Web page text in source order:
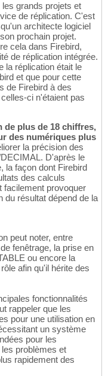
les grands projets et
de réplication. C'est
architecte logiciel
prochain projet.
cela dans Firebird,
de réplication intégrée.
la réplication était le
et que pour cette
de Firebird à des
ci n'étaient pas
de plus de 18 chiffres,
des numériques plus
la précision des
D'après le
la façon dont Firebird
des calculs
facilement provoquer
du résultat dépend de la
peut noter, entre
fenêtrage, la prise en
ou encore la
afin qu'il hérite des
fonctionnalités
rappeler que les
pour une utilisation en
un système
pour les
problèmes et
rapidement des